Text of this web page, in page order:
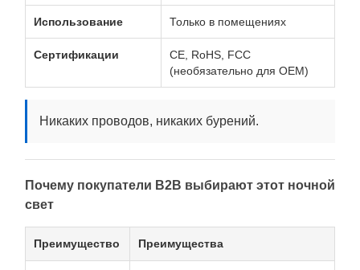
Использование Только в помещениях
Сертификации
CE, RoHS, FCC
(необязательно для OEM)
Никаких проводов, никаких бурений.
Почему покупатели B2B выбирают этот ночной
свет
Преимущество Преимущества